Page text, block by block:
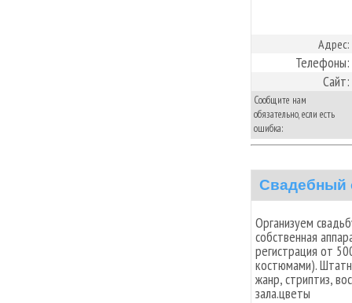
Адрес:
Телефоны:
Сайт:
Сообщите нам
обязательно, если есть
ошибка:
Свадебный
Организуем
собственная
регистрация от
костюмами).
жанр, стриптиз,
зала.цветы